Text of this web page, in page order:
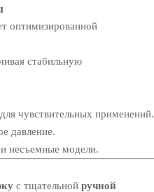
оптимизированной
стабильную
чувствительных применений.
давление.
несъемные модели.
с тщательнойручной